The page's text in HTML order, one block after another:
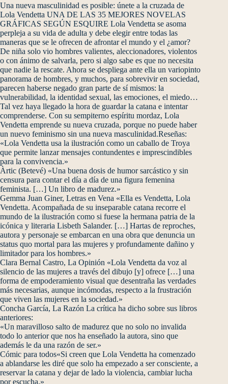
Una nueva masculinidad es posible: únete a la cruzada de
Lola Vendetta UNA DE LAS 35 MEJORES NOVELAS
GRÁFICAS SEGÚN ESQUIRE Lola Vendetta se asoma
perpleja a su vida de adulta y debe elegir entre todas las
maneras que se le ofrecen de afrontar el mundo y el ¿amor?
De niña solo vio hombres valientes, aleccionadores, violentos
o con ánimo de salvarla, pero si algo sabe es que no necesita
que nadie la rescate. Ahora se despliega ante ella un variopinto
panorama de hombres, y muchos, para sobrevivir en sociedad,
parecen haberse negado gran parte de sí mismos: la
vulnerabilidad, la identidad sexual, las emociones, el miedo…
Tal vez haya llegado la hora de guardar la catana e intentar
comprenderse. Con su sempiterno espíritu mordaz, Lola
Vendetta emprende su nueva cruzada, porque no puede haber
un nuevo feminismo sin una nueva masculinidad.Reseñas:
«Lola Vendetta usa la ilustración como un caballo de Troya
que permite lanzar mensajes contundentes e imprescindibles
para la convivencia.»
Àrtic (Betevé) «Una buena dosis de humor sarcástico y sin
censura para contar el día a día de una figura femenina
feminista. […] Un libro de madurez.»
Gemma Juan Giner, Letras en Vena «Ella es Vendetta, Lola
Vendetta. Acompañada de su inseparable catana recorre el
mundo de la ilustración como si fuese la hermana patria de la
icónica y literaria Lisbeth Salander. […] Hartas de reproches,
autora y personaje se embarcan en una obra que denuncia un
status quo mortal para las mujeres y profundamente dañino y
limitador para los hombres.»
Clara Bernal Castro, La Opinión «Lola Vendetta da voz al
silencio de las mujeres a través del dibujo [y] ofrece […] una
forma de empoderamiento visual que desentraña las verdades
más necesarias, aunque incómodas, respecto a la frustración
que viven las mujeres en la sociedad.»
Concha García, La Razón La crítica ha dicho sobre sus libros
anteriores:
«Un maravilloso salto de madurez que no solo no invalida
todo lo anterior que nos ha enseñado la autora, sino que
además le da una razón de ser.»
Cómic para todos«Si creen que Lola Vendetta ha comenzado
a ablandarse les diré que solo ha empezado a ser consciente, a
reservar la catana y dejar de lado la violencia, cambiar lucha
por escucha.»